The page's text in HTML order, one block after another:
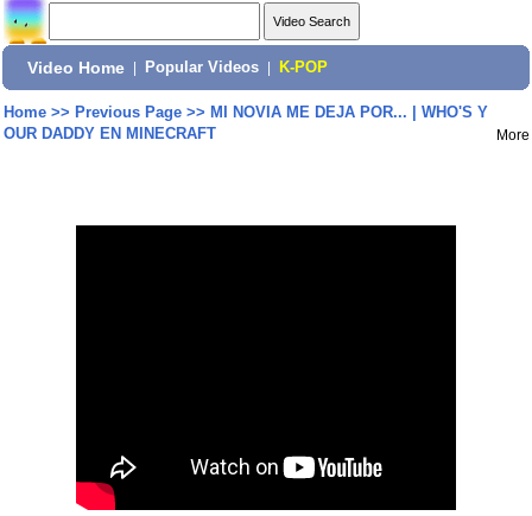
Video Home Popular Videos K-POP
Home>> Previous Page>> MI NOVIA ME DEJA POR... | WHO'S Y
OUR DADDY EN MINECRAFT
More